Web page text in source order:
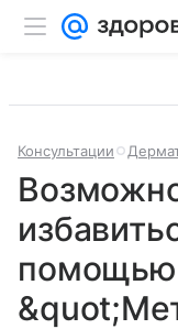
Консультации